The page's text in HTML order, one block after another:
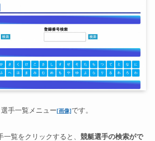
手一覧メニュー[画像]です。
覧をクリックすると、 競艇選手の検索がで